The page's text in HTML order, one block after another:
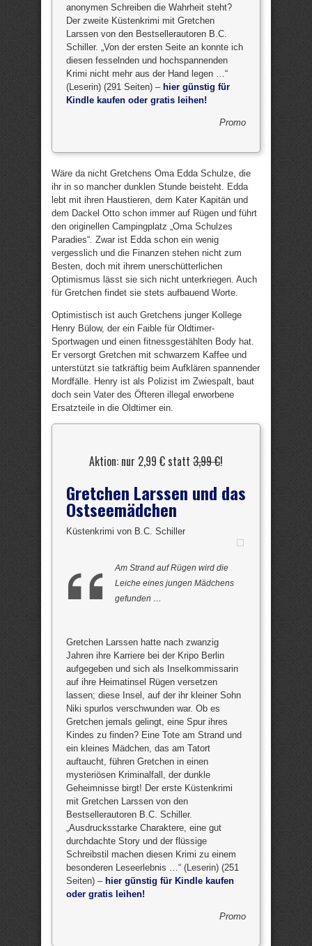
anonymen Schreiben die Wahrheit steht?
Der zweite Küstenkrimi mit Gretchen
Larssen von den Bestsellerautoren B.C.
Schiller. „Von der ersten Seite an konnte ich
diesen fesselnden und hochspannenden
Krimi nicht mehr aus der Hand legen …“
(Leserin) (291 Seiten) – hier günstig für
Kindle kaufen oder gratis leihen!
Promo
Wäre da nicht Gretchens Oma Edda Schulze, die
ihr in so mancher dunklen Stunde beisteht. Edda
lebt mit ihren Haustieren, dem Kater Kapitän und
dem Dackel Otto schon immer auf Rügen und führt
den originellen Campingplatz „Oma Schulzes
Paradies“. Zwar ist Edda schon ein wenig
vergesslich und die Finanzen stehen nicht zum
Besten, doch mit ihrem unerschütterlichen
Optimismus lässt sie sich nicht unterkriegen. Auch
für Gretchen findet sie stets aufbauend Worte.
Optimistisch ist auch Gretchens junger Kollege
Henry Bülow, der ein Faible für Oldtimer-
Sportwagen und einen fitnessgestählten Body hat.
Er versorgt Gretchen mit schwarzem Kaffee und
unterstützt sie tatkräftig beim Aufklären spannender
Mordfälle. Henry ist als Polizist im Zwiespalt, baut
doch sein Vater des Öfteren illegal erworbene
Ersatzteile in die Oldtimer ein.
Aktion: nur 2,99 € statt 3,99 €!
Gretchen Larssen und das
Ostseemädchen
Küstenkrimi von B.C. Schiller
Am Strand auf Rügen wird die
Leiche eines jungen Mädchens
gefunden …
Gretchen Larssen hatte nach zwanzig
Jahren ihre Karriere bei der Kripo Berlin
aufgegeben und sich als Inselkommissarin
auf ihre Heimatinsel Rügen versetzen
lassen; diese Insel, auf der ihr kleiner Sohn
Niki spurlos verschwunden war. Ob es
Gretchen jemals gelingt, eine Spur ihres
Kindes zu finden? Eine Tote am Strand und
ein kleines Mädchen, das am Tatort
auftaucht, führen Gretchen in einen
mysteriösen Kriminalfall, der dunkle
Geheimnisse birgt! Der erste Küstenkrimi
mit Gretchen Larssen von den
Bestsellerautoren B.C. Schiller.
„Ausdrucksstarke Charaktere, eine gut
durchdachte Story und der flüssige
Schreibstil machen diesen Krimi zu einem
besonderen Leseerlebnis …“ (Leserin) (251
Seiten) – hier günstig für Kindle kaufen
oder gratis leihen!
Promo